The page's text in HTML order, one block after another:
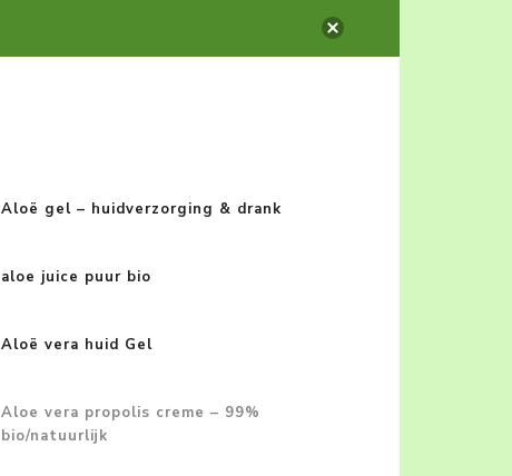
Aloë gel – huidverzorging & drank
aloe juice puur bio
Aloë vera huid Gel
Aloe vera propolis creme – 99%
bio/natuurlijk